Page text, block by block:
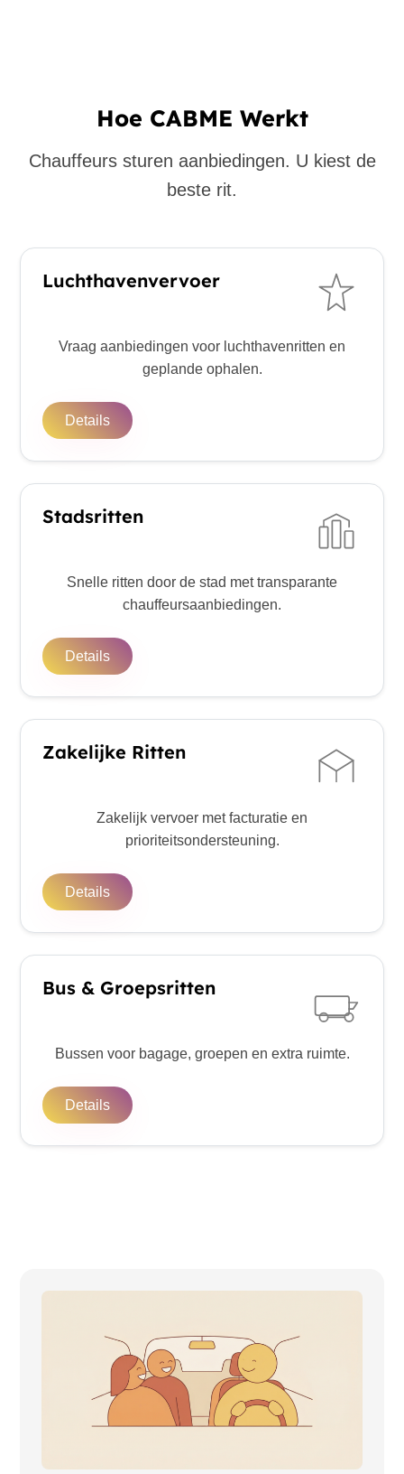
Hoe CABME Werkt
Chauffeurs sturen aanbiedingen. U kiest de
beste rit.
Luchthavenvervoer
Vraag aanbiedingen voor luchthavenritten en
geplande ophalen.
Details
Stadsritten
Snelle ritten door de stad met transparante
chauffeursaanbiedingen.
Details
Zakelijke Ritten
Zakelijk vervoer met facturatie en
prioriteitsondersteuning.
Details
Bus & Groepsritten
Bussen voor bagage, groepen en extra ruimte.
Details